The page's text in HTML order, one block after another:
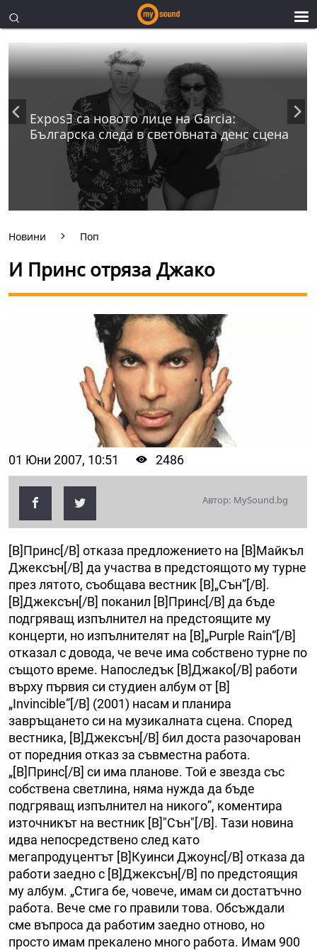
ExposƎ са новото лице на Garcia:
Българска следа в световната денс сцена
Новини Поп
И Принс отряза Джако
01 Юни 2007, 10:51 2486
Автор: MySound.bg
[B]Принс[/B] отказа предложението на [B]Майкъл
Джексън[/B] да участва в предстоящото му турне
през лятото, съобщава вестник [B]„Сън”[/B].
[B]Джексън[/B] поканил [B]Принс[/B] да бъде
подгряващ изпълнител на предстоящите му
концерти, но изпълнителят на [B]„Purple Rain“[/B]
отказал с довода, че вече има собствено турне по
същото време. Напоследък [B]Джако[/B] работи
върху първия си студиен албум от [B]
„Invincible”[/B] (2001) насам и планира
завръщането си на музикалната сцена. Според
вестника, [B]Джексън[/B] бил доста разочарован
от поредния отказ за съвместна работа.
„[B]Принс[/B] си има планове. Той е звезда със
собствена светлина, няма нужда да бъде
подгряващ изпълнител на никого”, коментира
източникът на вестник [B]"Сън"[/B]. Тази новина
идва непосредствено след като
мегапродуцентът [B]Куинси Джоунс[/B] отказа да
работи заедно с [B]Джексън[/B] по предстоящия
му албум. „Стига бе, човече, имам си достатъчно
работа. Вече сме го правили това. Обсъждали
сме въпроса да работим заедно отново, но
просто имам прекалено много работа. Имам 900